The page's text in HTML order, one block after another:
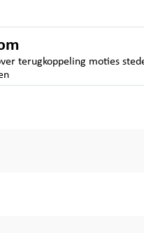
terugkoppeling moties